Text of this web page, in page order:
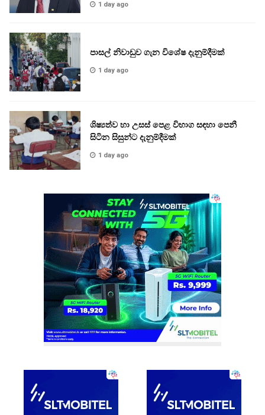
1 day ago
පාසල් නිවාඩුව ගැන විශේෂ දැනුම්දීමක්
1 day ago
ශිෂ්‍යත්ව හා උසස් පෙළ විභාග සඳහා පෙනී
සිටින සිසුන්ට දැනුම්දීමක්
1 day ago